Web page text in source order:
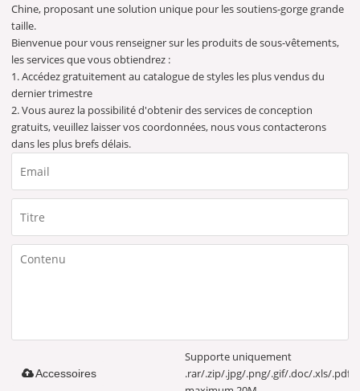
Chine, proposant une solution unique pour les soutiens-gorge grande
taille.
Bienvenue pour vous renseigner sur les produits de sous-vêtements,
les services que vous obtiendrez :
1. Accédez gratuitement au catalogue de styles les plus vendus du
dernier trimestre
2. Vous aurez la possibilité d'obtenir des services de conception
gratuits, veuillez laisser vos coordonnées, nous vous contacterons
dans les plus brefs délais.
Supporte uniquement
.rar/.zip/.jpg/.png/.gif/.doc/.xls/.pdf,
Accessoires